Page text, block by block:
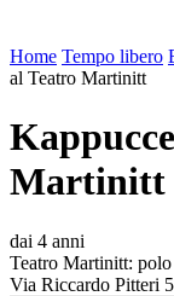
Home Tempo libero
al Teatro Martinitt
Martinitt
dai 4 anni
Teatro Martinitt:
Via Riccardo Pitteri